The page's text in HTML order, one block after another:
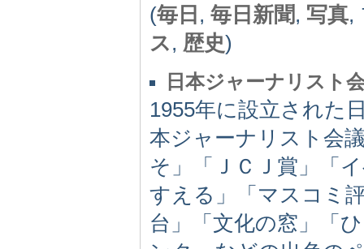
(毎日 , 毎日新聞, 写真,
ス, 歴史)
日本ジャーナリスト
1955年に設立された
本ジャーナリスト会
そ」「ＪＣＪ賞」「
すえる」「マスコミ
台」「文化の窓」「